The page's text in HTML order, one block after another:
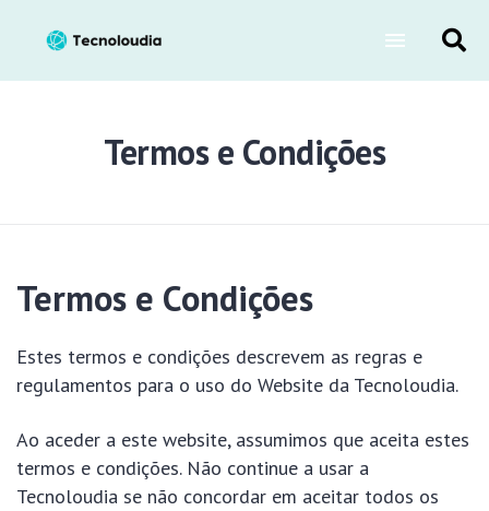
Termos e Condições
Termos e Condições
Estes termos e condições descrevem as regras e
regulamentos para o uso do Website da Tecnoloudia.
Ao aceder a este website, assumimos que aceita estes
termos e condições. Não continue a usar a
Tecnoloudia se não concordar em aceitar todos os